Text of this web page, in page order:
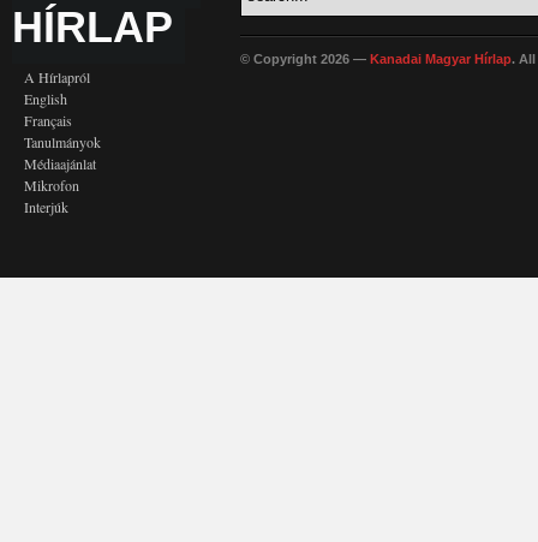
HÍRLAP
A Hírlapról
English
Français
Tanulmányok
Médiaajánlat
Mikrofon
Interjúk
© Copyright 2026 — Kanadai Magyar Hírlap. All